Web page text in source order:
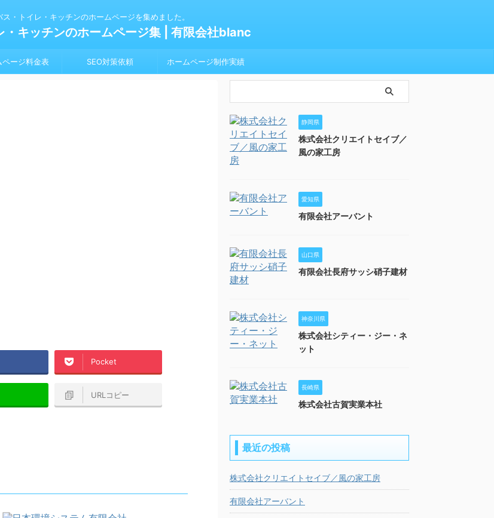
ス・トイレ・キッチンのホームページを集めました。
・キッチンのホームページ集 | 有限会社blanc
ページ料金表 SEO対策依頼 ホームページ制作実績
Pocket
URLコピー
静岡県
株式会社クリエイトセイブ／
風の家工房
愛知県
有限会社アーバント
山口県
有限会社長府サッシ硝子建材
神奈川県
株式会社シティー・ジー・ネ
ット
長崎県
株式会社古賀実業本社
最近の投稿
株式会社クリエイトセイブ／風の家工房
有限会社アーバント